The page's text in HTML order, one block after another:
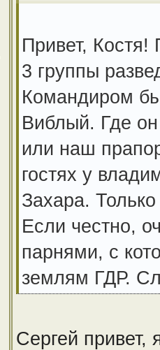
Привет,
3 группы
Командиром
Виблый. Где
или наш
гостях у
Захара.
Если честно,
парнями, с
землям ГДР.
Сергей